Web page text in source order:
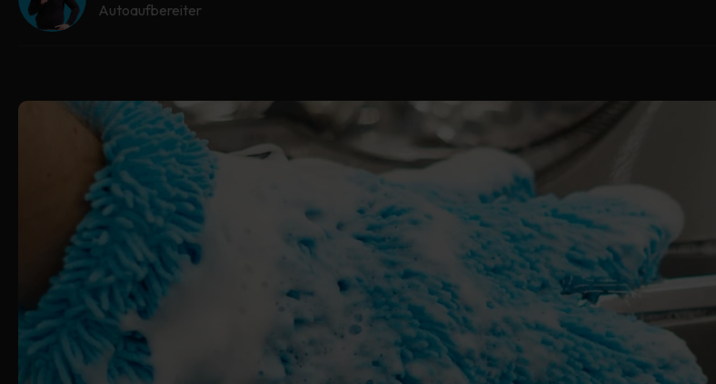
Autoaufbereiter